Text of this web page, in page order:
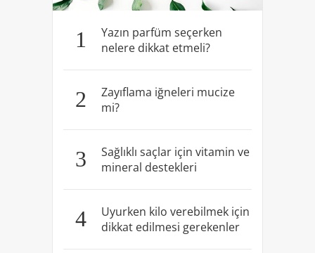
1
Yazın parfüm seçerken
nelere dikkat etmeli?
2
Zayıflama iğneleri mucize
mi?
3
Sağlıklı saçlar için vitamin ve
mineral destekleri
4
Uyurken kilo verebilmek için
dikkat edilmesi gerekenler